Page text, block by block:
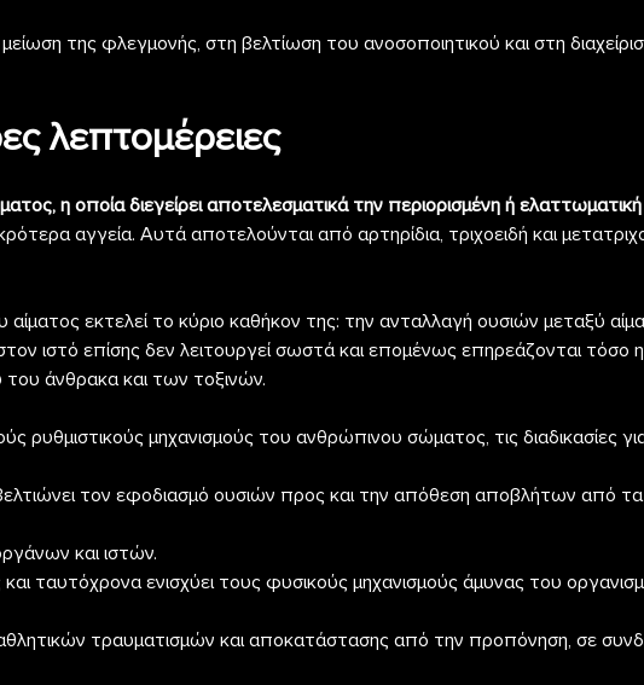
της φλεγμονής, στη βελτίωση του ανοσοποιητικού και στη
λεπτομέρειες
η οποία διεγείρει αποτελεσματικά την περιορισμένη ή
αγγεία. Αυτά αποτελούνται από αρτηρίδια, τριχοειδή και
εκτελεί το κύριο καθήκον της: την ανταλλαγή ουσιών μεταξύ
ιστό επίσης δεν λειτουργεί σωστά και επομένως επηρεάζονται τόσο
του άνθρακα και των τοξινών.
ρυθμιστικούς μηχανισμούς του ανθρώπινου σώματος, τις διαδικασίες
τον εφοδιασμό ουσιών προς και την απόθεση αποβλήτων από
και ιστών.
ταυτόχρονα ενισχύει τους φυσικούς μηχανισμούς άμυνας του
τραυματισμών και αποκατάστασης από την προπόνηση, σε